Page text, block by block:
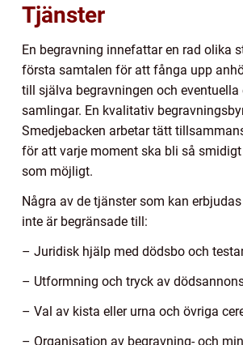
Tjänster
En begravning innefattar en rad olika
första samtalen för att fånga upp
till själva begravningen och
samlingar. En kvalitativ
Smedjebacken arbetar tätt
för att varje moment ska bli så
som möjligt.
Några av de tjänster som kan
inte är begränsade till:
– Juridisk hjälp med dödsbo och
– Utformning och tryck av
– Val av kista eller urna och övriga
– Organisation av begravning- och